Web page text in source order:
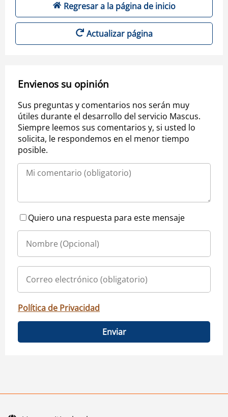
Regresar a la página de inicio
Actualizar página
Envienos su opinión
Sus preguntas y comentarios nos serán muy
útiles durante el desarrollo del servicio Mascus.
Siempre leemos sus comentarios y, si usted lo
solicita, le respondemos en el menor tiempo
posible.
Quiero una respuesta para este mensaje
Política de Privacidad
Enviar